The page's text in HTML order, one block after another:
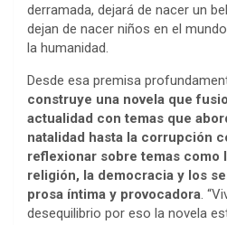
derramada, dejará de nacer un
dejan de nacer niños en el
la humanidad.
Desde esa premisa
construye una novela que
actualidad con temas que
natalidad hasta la corrupción
reflexionar sobre temas como
religión, la democracia y los
prosa íntima y provocadora .
desequilibrio por eso la novela